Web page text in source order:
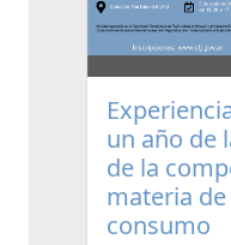
un año de
de la
materia
consumo